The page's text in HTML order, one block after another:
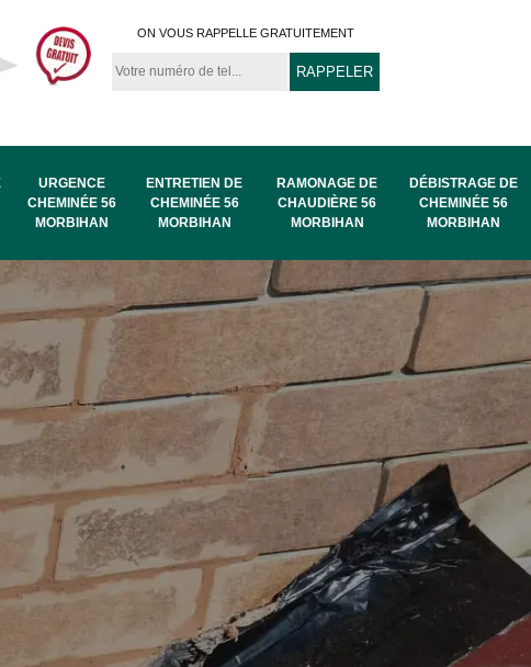
ON VOUS RAPPELLE GRATUITEMENT
URGENCE
CHEMINÉE 56
MORBIHAN
ENTRETIEN DE
CHEMINÉE 56
MORBIHAN
RAMONAGE DE
CHAUDIÈRE 56
MORBIHAN
DÉBISTRAGE DE
CHEMINÉE 56
MORBIHAN
56
Ramonage 56
Morbihan
Ramonage de
chaudière 56
Morbihan